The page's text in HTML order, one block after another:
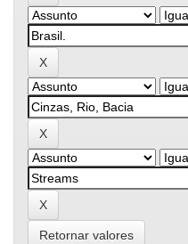
Retornar valores